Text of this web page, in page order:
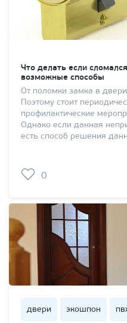
Что делать если
возможные способы
От поломки замка в
Поэтому стоит
профилактические
Однако если данная
есть способ решения
0
двери экошпон